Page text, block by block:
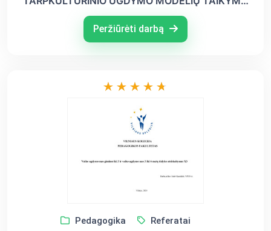
Peržiūrėti darbą
Pedagogika Referatai